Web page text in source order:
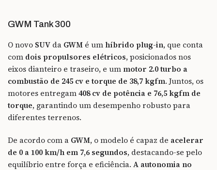
GWM Tank 300
O novo SUV da GWM é umhíbrido plug-in, que conta
com dois propulsores elétricos, posicionados nos
eixos dianteiro e traseiro, e um motor 2.0 turbo a
combustão de 245 cv e torque de 38,7 kgfm. Juntos, os
motores entregam408 cv de potência e 76,5 kgfm de
torque, garantindo um desempenho robusto para
diferentes terrenos.
De acordo com a GWM, o modelo é capaz de acelerar
de 0 a 100 km/h em 7,6 segundos, destacando-se pelo
equilíbrio entre força e eficiência. A autonomia no